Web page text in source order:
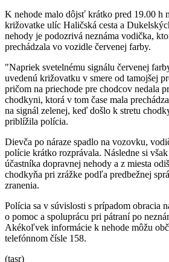
K nehode malo dôjsť krátko pred 19.00 h
križovatke ulíc Haličská cesta a
nehody je podozrivá neznáma vodička,
prechádzala vo vozidle červenej farby.
"Napriek svetelnému signálu červenej
uvedenú križovatku v smere od tamojšej
pričom na priechode pre chodcov nedala
chodkyni, ktorá v tom čase mala
na signál zelenej, keď došlo k stretu
priblížila polícia.
Dievča po náraze spadlo na vozovku,
polície krátko rozprávala. Následne si
účastníka dopravnej nehody a z miesta
chodkyňa pri zrážke podľa predbežnej
zranenia.
Polícia sa v súvislosti s prípadom obracia
o pomoc a spoluprácu pri pátraní po
Akékoľvek informácie k nehode môžu
telefónnom čísle 158.
(tasr)